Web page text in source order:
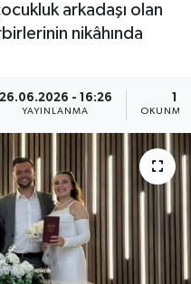
arkadaşı olan
nikâhında
26.06.2026 - 16:26
YAYINLANMA OKUNMA